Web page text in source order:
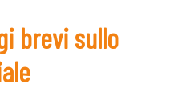
brevi sullo